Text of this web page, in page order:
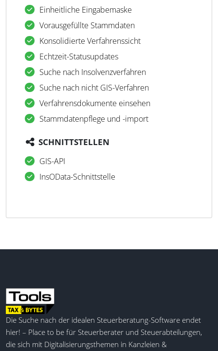
Einheitliche Eingabemaske
Vorausgefüllte Stammdaten
Konsolidierte Verfahrenssicht
Echtzeit-Statusupdates
Suche nach Insolvenzverfahren
Suche nach nicht GIS-Verfahren
Verfahrensdokumente einsehen
Stammdatenpflege und -import
SCHNITTSTELLEN
GIS-API
InsOData-Schnittstelle
Die Suche nach der idealen Steuerberatung-Software endet
hier! – Place to be für Steuerberater und Steuerabteilungen,
die sich mit Digitalisierungsthemen in Kanzleien &